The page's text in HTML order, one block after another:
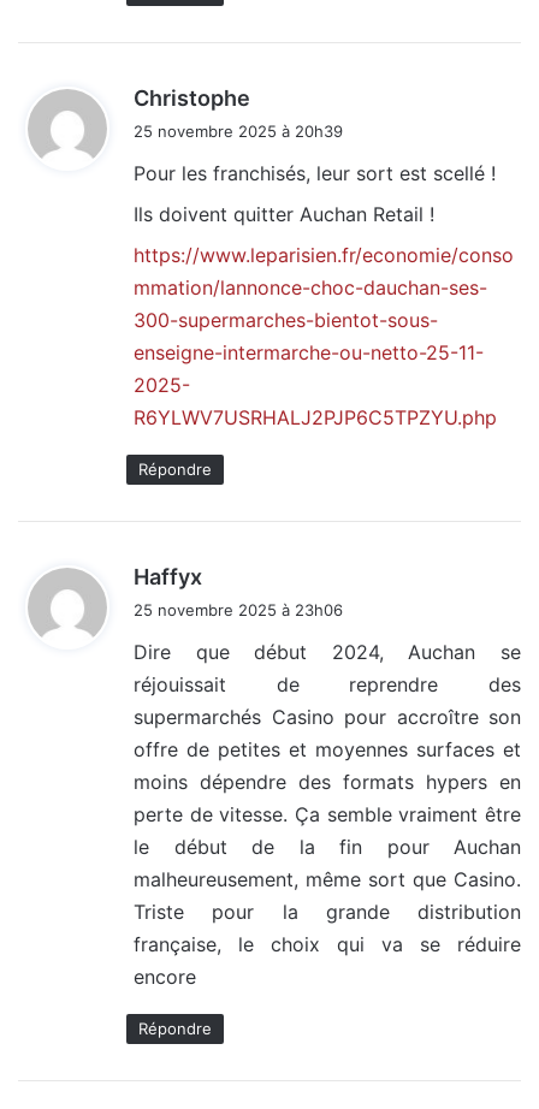
Christophe
25 novembre 2025 à 20h39
Pour les franchisés, leur sort est scellé !
Ils doivent quitter Auchan Retail !
https://www.leparisien.fr/economie/conso
mmation/lannonce-choc-dauchan-ses-
300-supermarches-bientot-sous-
enseigne-intermarche-ou-netto-25-11-
2025-
R6YLWV7USRHALJ2PJP6C5TPZYU.php
Répondre
Haffyx
:
25 novembre 2025 à 23h06
Dire que début 2024, Auchan se
réjouissait de reprendre des
supermarchés Casino pour accroître son
offre de petites et moyennes surfaces et
moins dépendre des formats hypers en
perte de vitesse. Ça semble vraiment être
le début de la fin pour Auchan
malheureusement, même sort que Casino.
Triste pour la grande distribution
française, le choix qui va se réduire
encore
Répondre